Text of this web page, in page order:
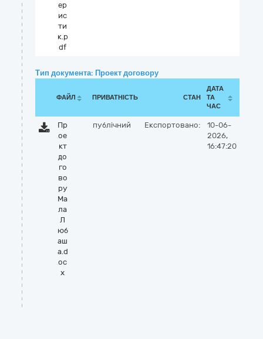
ер
ис
ти
к.p
df
Тип документа: Проект договору
ФАЙЛ ПРИВАТНІСТЬ СТАН
ДАТА
ТА
ЧАС
Пр
ое
кт
до
го
во
ру
Ма
ла
Л
юб
аш
а.d
oc
x
публічний Експортовано:
10-06-
2026,
16:47:20